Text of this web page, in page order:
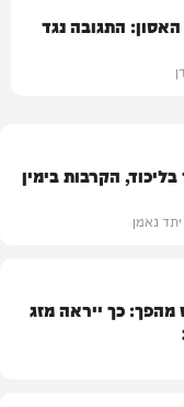
התגובה נגד
הקרבות בימין
נאמן
מהפך: כך ייראה מזג